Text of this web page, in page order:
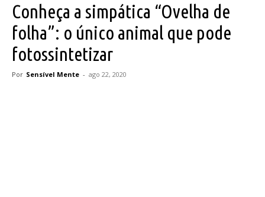
Conheça a simpática “Ovelha de
folha”: o único animal que pode
fotossintetizar
Por Sensível Mente - ago 22, 2020